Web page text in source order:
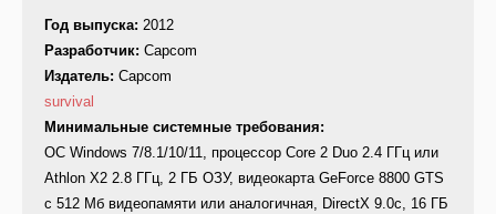
Год выпуска: 2012
Разработчик: Capcom
Издатель: Capcom
survival
Минимальные системные требования:
ОС Windows 7/8.1/10/11, процессор Core 2 Duo 2.4 ГГц или
Athlon X2 2.8 ГГц, 2 ГБ ОЗУ, видеокарта GeForce 8800 GTS
с 512 Мб видеопамяти или аналогичная, DirectX 9.0c, 16 ГБ